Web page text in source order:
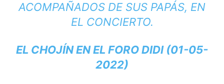
ACOMPAÑADOS DE SUS PAPÁS, EN
EL CONCIERTO.
EL CHOJÍN EN EL FORO DIDI (01-05-
2022)